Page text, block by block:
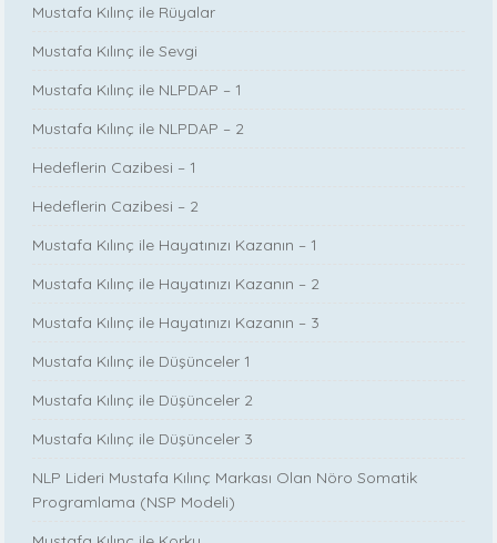
Mustafa Kılınç ile Rüyalar
Mustafa Kılınç ile Sevgi
Mustafa Kılınç ile NLPDAP – 1
Mustafa Kılınç ile NLPDAP – 2
Hedeflerin Cazibesi – 1
Hedeflerin Cazibesi – 2
Mustafa Kılınç ile Hayatınızı Kazanın – 1
Mustafa Kılınç ile Hayatınızı Kazanın – 2
Mustafa Kılınç ile Hayatınızı Kazanın – 3
Mustafa Kılınç ile Düşünceler 1
Mustafa Kılınç ile Düşünceler 2
Mustafa Kılınç ile Düşünceler 3
NLP Lideri Mustafa Kılınç Markası Olan Nöro Somatik
Programlama (NSP Modeli)